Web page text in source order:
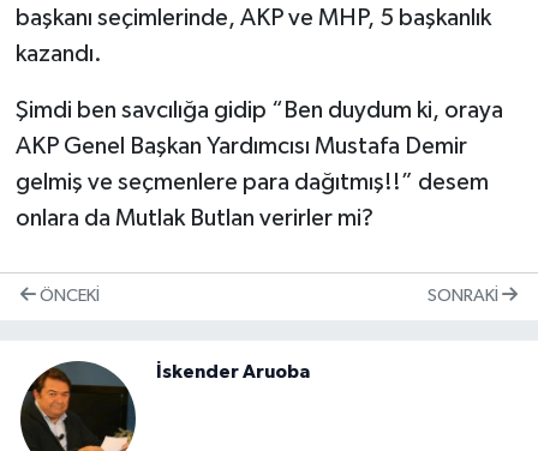
başkanı seçimlerinde, AKP ve MHP, 5 başkanlık
kazandı.
Şimdi ben savcılığa gidip “Ben duydum ki, oraya
AKP Genel Başkan Yardımcısı Mustafa Demir
gelmiş ve seçmenlere para dağıtmış!!” desem
onlara da Mutlak Butlan verirler mi?
ÖNCEKI SONRAKI
İskender Aruoba